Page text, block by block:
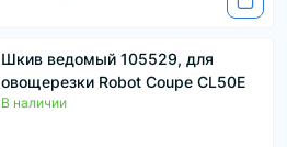
Шкив ведомый 105529, для
овощерезки Robot Coupe CL50E
В наличии